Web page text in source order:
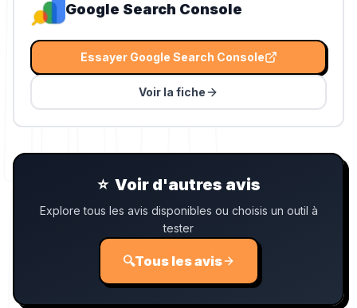
Google Search Console
Essayer Google Search Console
Voir la fiche
⭐ Voir d'autres avis
Explore tous les avis disponibles ou choisis un outil à
tester
🔍Tous les avis